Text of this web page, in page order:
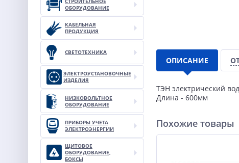
ОБОРУДОВАНИЕ
КАБЕЛЬНАЯ
ПРОДУКЦИЯ
СВЕТОТЕХНИКА
ЭЛЕКТРОУСТАНОВОЧНЫЕ
ИЗДЕЛИЯ
НИЗКОВОЛЬТНОЕ
ОБОРУДОВАНИЕ
ПРИБОРЫ УЧЕТА
ЭЛЕКТРОЭНЕРГИИ
ЩИТОВОЕ
ОБОРУДОВАНИЕ,
БОКСЫ
ОПИСАНИЕ
ТЭН электрический
Длина - 600мм
Похожие товары